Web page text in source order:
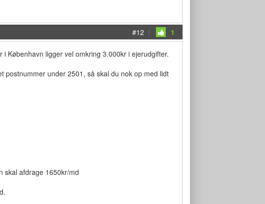
#12 | 1
København ligger vel omkring 3.000kr i ejerudgifter.
postnummer under 2501, så skal du nok op med lidt
skal afdrage 1650kr/md